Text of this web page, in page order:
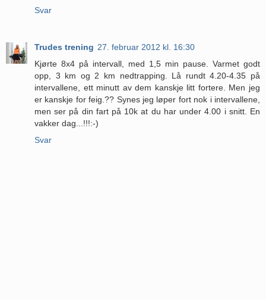
Svar
Trudes trening 27. februar 2012 kl. 16:30
Kjørte 8x4 på intervall, med 1,5 min pause. Varmet godt
opp, 3 km og 2 km nedtrapping. Lå rundt 4.20-4.35 på
intervallene, ett minutt av dem kanskje litt fortere. Men jeg
er kanskje for feig.?? Synes jeg løper fort nok i intervallene,
men ser på din fart på 10k at du har under 4.00 i snitt. En
vakker dag...!!!:-)
Svar